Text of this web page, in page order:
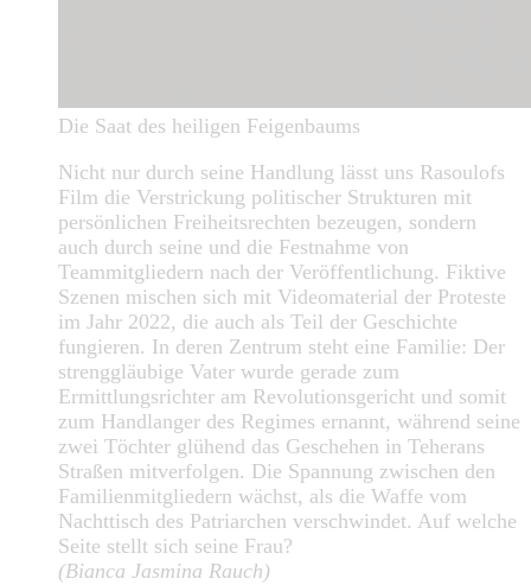
Die Saat des heiligen Feigenbaums
Nicht nur durch seine Handlung lässt uns Rasoulofs
Film die Verstrickung politischer Strukturen mit
persönlichen Freiheitsrechten bezeugen, sondern
auch durch seine und die Festnahme von
Teammitgliedern nach der Veröffentlichung. Fiktive
Szenen mischen sich mit Videomaterial der Proteste
im Jahr 2022, die auch als Teil der Geschichte
fungieren. In deren Zentrum steht eine Familie: Der
strenggläubige Vater wurde gerade zum
Ermittlungsrichter am Revolutionsgericht und somit
zum Handlanger des Regimes ernannt, während seine
zwei Töchter glühend das Geschehen in Teherans
Straßen mitverfolgen. Die Spannung zwischen den
Familienmitgliedern wächst, als die Waffe vom
Nachttisch des Patriarchen verschwindet. Auf welche
Seite stellt sich seine Frau?
(Bianca Jasmina Rauch)